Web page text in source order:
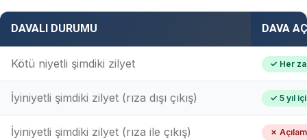
DAVALI DURUMU DAVA
Kötü niyetli şimdiki zilyet ✓ Her
İyiniyetli şimdiki zilyet (rıza dışı çıkış) ✓ 5 yıl
İyiniyetli şimdiki zilyet (rıza ile çıkış) ✗